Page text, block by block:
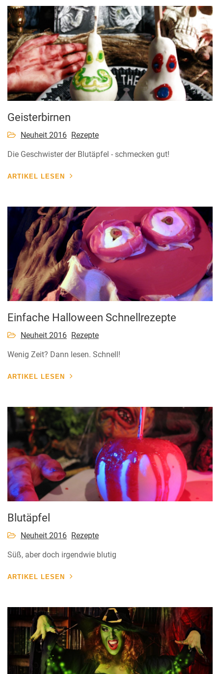
Geisterbirnen
Neuheit 2016 Rezepte
Die Geschwister der Blutäpfel - schmecken gut!
ARTIKEL LESEN
Einfache Halloween Schnellrezepte
Neuheit 2016 Rezepte
Wenig Zeit? Dann lesen. Schnell!
ARTIKEL LESEN
Blutäpfel
Neuheit 2016 Rezepte
Süß, aber doch irgendwie blutig
ARTIKEL LESEN